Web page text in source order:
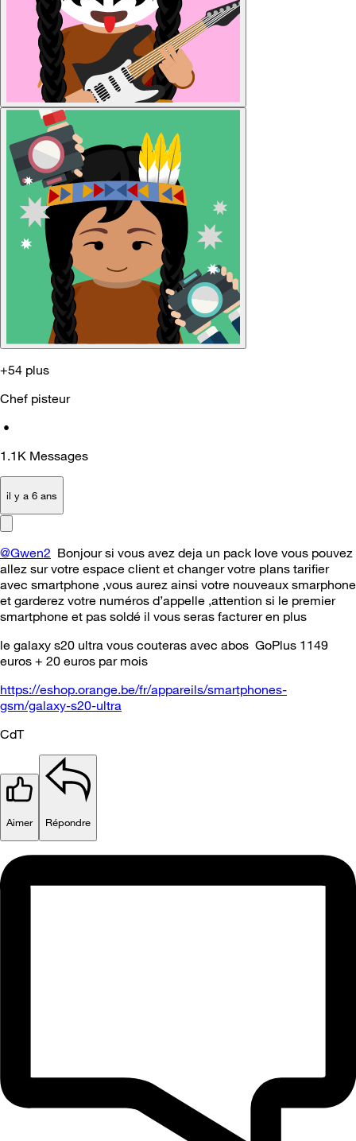
+54 plus
Chef pisteur
•
1.1K Messages
il y a 6 ans
@Gwen2 Bonjour si vous avez deja un pack love vous pouvez
allez sur votre espace client et changer votre plans tarifier
avec smartphone ,vous aurez ainsi votre nouveaux smarphone
et garderez votre numéros d’appelle ,attention si le premier
smartphone et pas soldé il vous seras facturer en plus
le galaxy s20 ultra vous couteras avec abos GoPlus 1149
euros + 20 euros par mois
https://eshop.orange.be/fr/appareils/smartphones-
gsm/galaxy-s20-ultra
CdT
Aimer Répondre